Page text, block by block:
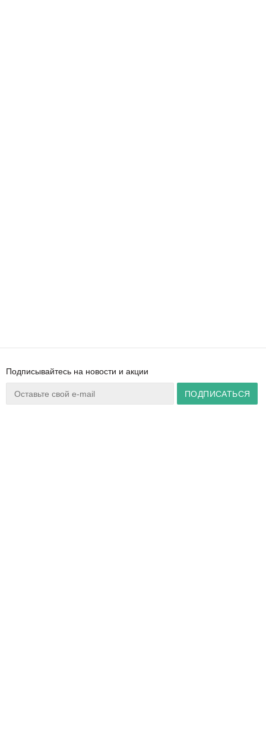
Подписывайтесь на новости и акции